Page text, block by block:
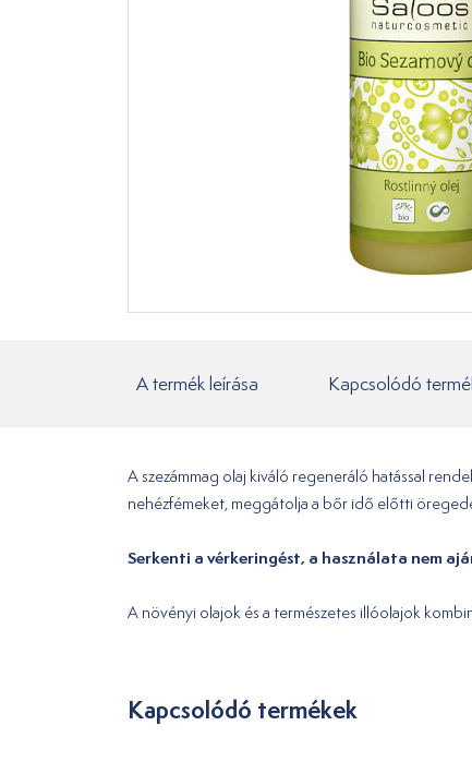
A termék leírása Kapcsolódó
A szezámmag olaj kiváló regeneráló hatással
nehézfémeket, meggátolja a bőr idő előtti
Serkenti a vérkeringést, a használata nem
A növényi olajok és a természetes illóolajok
Kapcsolódó termékek